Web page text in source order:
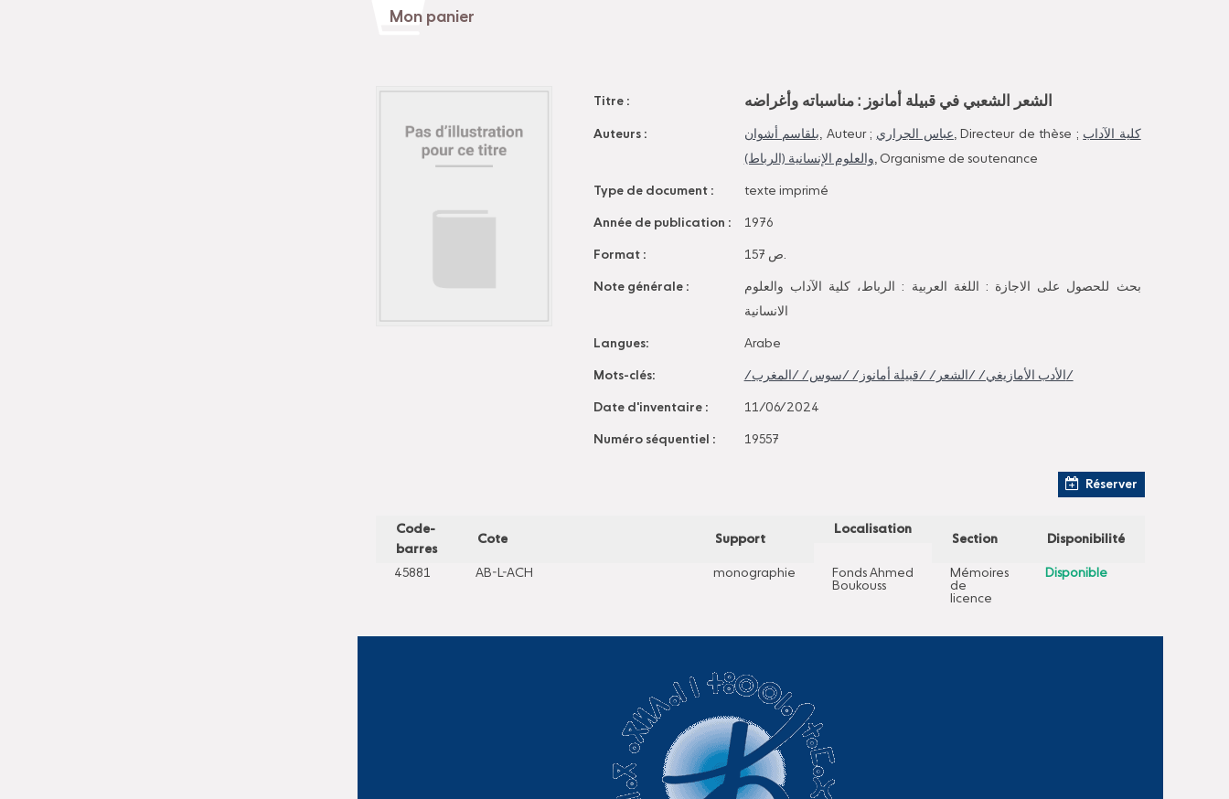
Titre : الشعر الشعبي في قبيلة أمانوز : مناسباته وأغراضه
Auteurs : بلقاسم أشوان, Auteur ; عباس الجراري, Directeur de thèse ; كلية الآداب
والعلوم الإنسانية (الرباط), Organisme de soutenance
Type de document : texte imprimé
Année de publication : 1976
Format : 157 ص.
Note générale :
بحث للحصول على الاجازة : اللغة العربية : الرباط، كلية الآداب والعلوم
الانسانية
Langues: Arabe
Mots-clés: /الأدب الأمازيغي/ /الشعر/ /قبيلة أمانوز/ /سوس/ /المغرب/
Date d'inventaire : 11/06/2024
Numéro séquentiel : 19557
Réserver
Code-
barres
Cote Support
Localisation
Section Disponibilité
45881 AB-L-ACH monographie
Fonds Ahmed
Boukouss
Mémoires
de
licence
Disponible